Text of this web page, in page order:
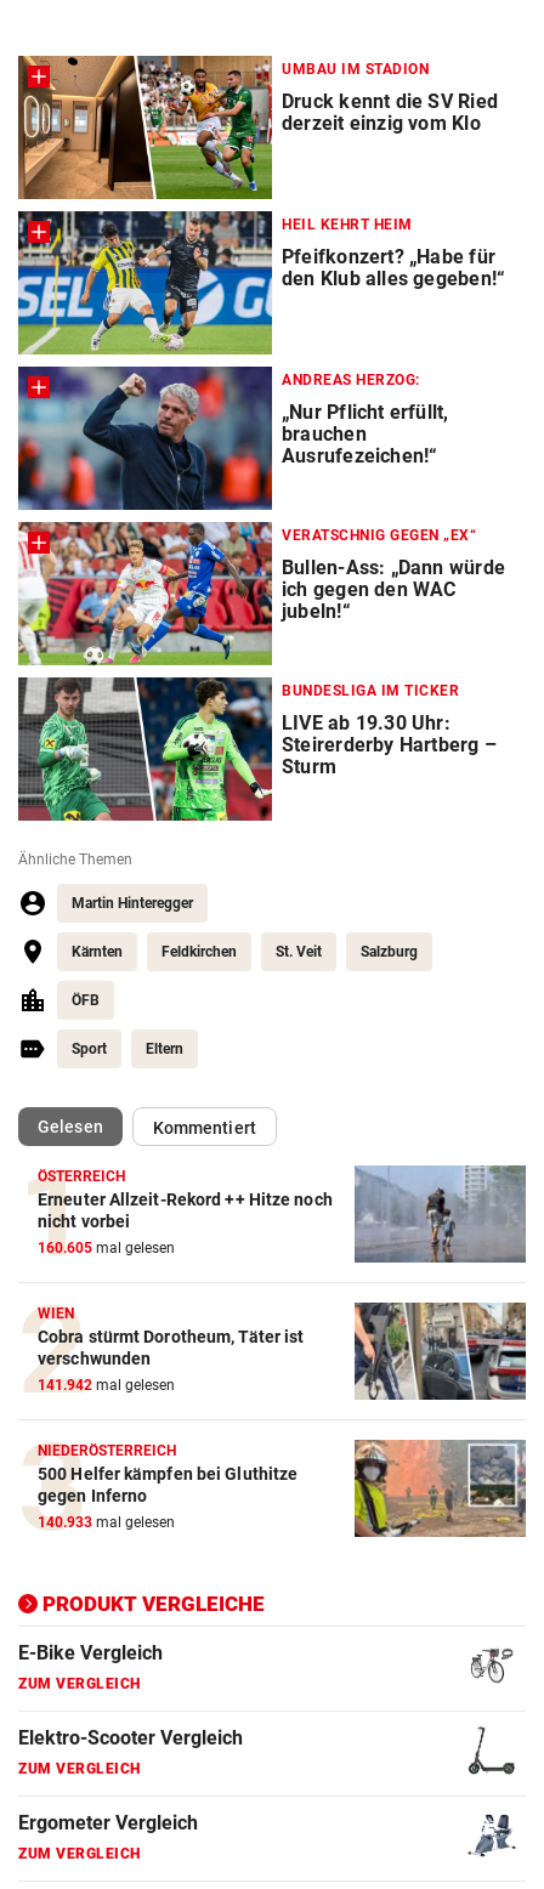
UMBAU IM STADION
Druck kennt die SV Ried
derzeit einzig vom Klo
HEIL KEHRT HEIM
Pfeifkonzert? „Habe für
den Klub alles gegeben!“
ANDREAS HERZOG:
„Nur Pflicht erfüllt,
brauchen
Ausrufezeichen!“
VERATSCHNIG GEGEN „EX“
Bullen-Ass: „Dann würde
ich gegen den WAC
jubeln!“
BUNDESLIGA IM TICKER
LIVE ab 19.30 Uhr:
Steirerderby Hartberg –
Sturm
Ähnliche Themen
Martin Hinteregger
Kärnten Feldkirchen St. Veit Salzburg
ÖFB
Sport Eltern
Gelesen(ausgewählt)Kommentiert
ÖSTERREICH
Erneuter Allzeit-Rekord ++ Hitze noch
nicht vorbei
160.605 mal gelesen
WIEN
Cobra stürmt Dorotheum, Täter ist
verschwunden
141.942 mal gelesen
NIEDERÖSTERREICH
500 Helfer kämpfen bei Gluthitze
gegen Inferno
140.933 mal gelesen
PRODUKT VERGLEICHE
Action-Cam Vergleich
ZUM VERGLEICH
Crosstrainer Vergleich
ZUM VERGLEICH
E-Bike Vergleich
ZUM VERGLEICH
Elektro-Scooter Vergleich
ZUM VERGLEICH
ZUM VERGLEICH
Fahrrad Test
ZUM VERGLEICH
Fahrradanhänger Vergleich
ZUM VERGLEICH
Faszienrolle Vergleich
ZUM VERGLEICH